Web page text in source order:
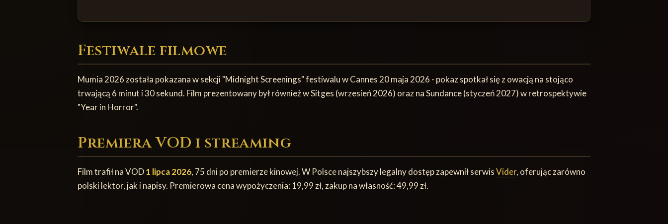
Festiwale filmowe
Mumia 2026 została pokazana w sekcji "Midnight Screenings" festiwalu w Cannes 20 maja 2026 - pokaz spotkał się z owacją na stojąco
trwającą 6 minut i 30 sekund. Film prezentowany był również w Sitges (wrzesień 2026) oraz na Sundance (styczeń 2027) w retrospektywie
"Year in Horror".
Premiera VOD i streaming
Film trafił na VOD1 lipca 2026, 75 dni po premierze kinowej. W Polsce najszybszy legalny dostęp zapewnił serwisVider, oferując zarówno
polski lektor, jak i napisy. Premierowa cena wypożyczenia: 19,99 zł, zakup na własność: 49,99 zł.